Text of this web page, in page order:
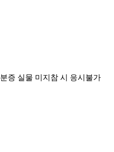
증 실물 미지참 시 응시불가